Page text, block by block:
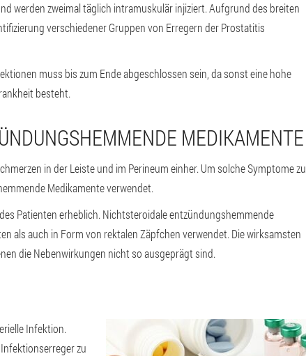
werden zweimal täglich intramuskulär injiziert. Aufgrund des breiten
verschiedener Gruppen von Erregern der Prostatitis
muss bis zum Ende abgeschlossen sein, da sonst eine hohe
besteht.
MEDIKAMENTE
in der Leiste und im Perineum einher. Um solche Symptome zu
Medikamente verwendet.
Patienten erheblich. Nichtsteroidale entzündungshemmende
als auch in Form von rektalen Zäpfchen verwendet. Die wirksamsten
die Nebenwirkungen nicht so ausgeprägt sind.
Infektion.
zu